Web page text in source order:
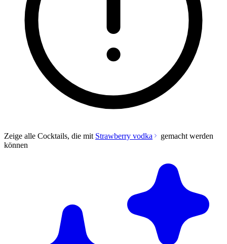
Zeige alle Cocktails, die mit Strawberry vodka
gemacht werden
können